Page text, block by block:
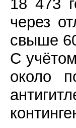
18 473
через
свыше
С
около